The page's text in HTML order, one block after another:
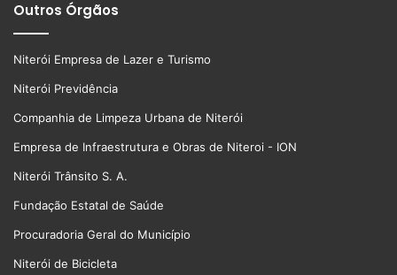
Outros Órgãos
Niterói Empresa de Lazer e Turismo
Niterói Previdência
Companhia de Limpeza Urbana de Niterói
Empresa de Infraestrutura e Obras de Niteroi - ION
Niterói Trânsito S. A.
Fundação Estatal de Saúde
Procuradoria Geral do Município
Niterói de Bicicleta